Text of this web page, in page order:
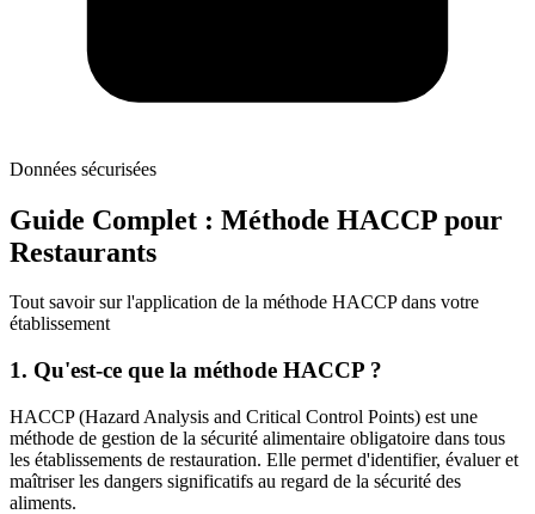
Données sécurisées
Guide Complet : Méthode HACCP pour
Restaurants
Tout savoir sur l'application de la méthode HACCP dans votre
établissement
1. Qu'est-ce que la méthode HACCP ?
HACCP (Hazard Analysis and Critical Control Points) est une
méthode de gestion de la sécurité alimentaire obligatoire dans tous
les établissements de restauration. Elle permet d'identifier, évaluer et
maîtriser les dangers significatifs au regard de la sécurité des
aliments.